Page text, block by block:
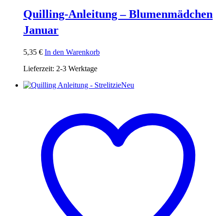
Quilling-Anleitung – Blumenmädchen
Januar
5,35 € In den Warenkorb
Lieferzeit: 2-3 Werktage
Neu